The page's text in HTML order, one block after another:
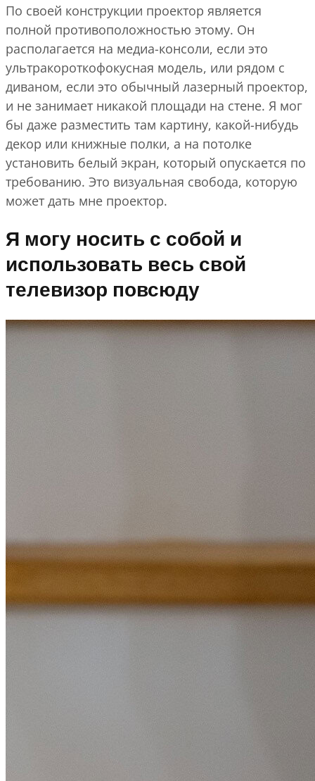
По своей конструкции проектор является
полной противоположностью этому. Он
располагается на медиа-консоли, если это
ультракороткофокусная модель, или рядом с
диваном, если это обычный лазерный проектор,
и не занимает никакой площади на стене. Я мог
бы даже разместить там картину, какой-нибудь
декор или книжные полки, а на потолке
установить белый экран, который опускается по
требованию. Это визуальная свобода, которую
может дать мне проектор.
Я могу носить с собой и
использовать весь свой
телевизор повсюду